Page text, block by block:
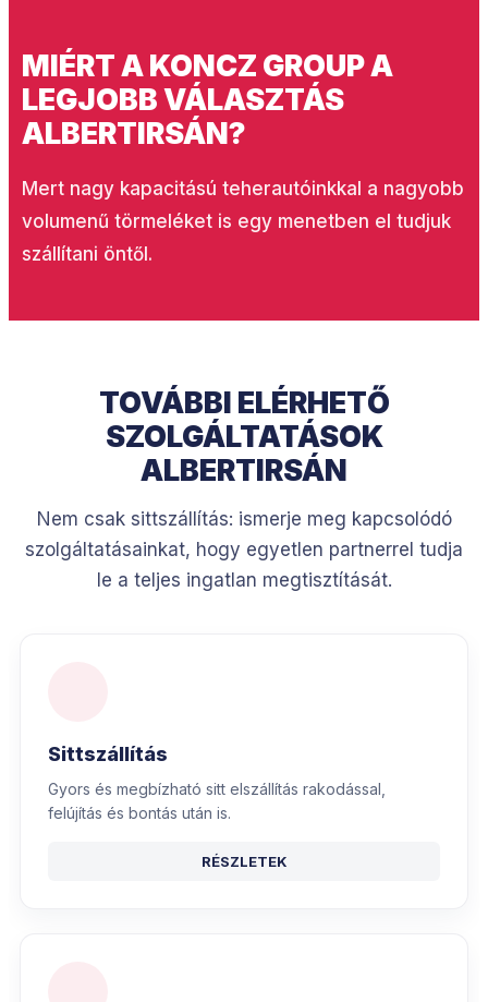
MIÉRT A KONCZ GROUP A
LEGJOBB VÁLASZTÁS
ALBERTIRSÁN?
Mert nagy kapacitású teherautóinkkal a nagyobb
volumenű törmeléket is egy menetben el tudjuk
szállítani öntől.
TOVÁBBI ELÉRHETŐ
SZOLGÁLTATÁSOK
ALBERTIRSÁN
Nem csak sittszállítás: ismerje meg kapcsolódó
szolgáltatásainkat, hogy egyetlen partnerrel tudja
le a teljes ingatlan megtisztítását.
Sittszállítás
Gyors és megbízható sitt elszállítás rakodással,
felújítás és bontás után is.
RÉSZLETEK